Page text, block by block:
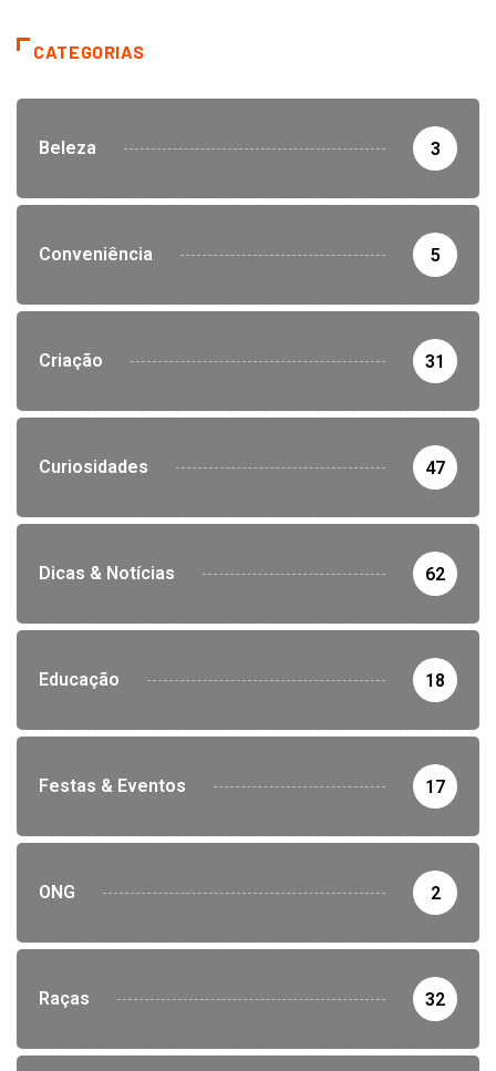
CATEGORIAS
Beleza 3
Conveniência 5
Criação 31
Curiosidades 47
Dicas & Notícias 62
Educação 18
Festas & Eventos 17
ONG 2
Raças 32